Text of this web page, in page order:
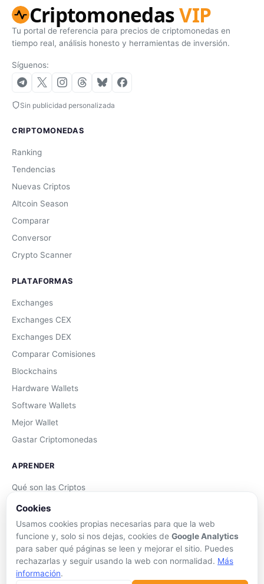
CriptomonedasVIP
Tu portal de referencia para precios de criptomonedas en
tiempo real, análisis honesto y herramientas de inversión.
Síguenos:
Sin publicidad personalizada
CRIPTOMONEDAS
Ranking
Tendencias
Nuevas Criptos
Altcoin Season
Comparar
Conversor
Crypto Scanner
PLATAFORMAS
Exchanges
Exchanges CEX
Exchanges DEX
Comparar Comisiones
Blockchains
Hardware Wallets
Software Wallets
Mejor Wallet
Gastar Criptomonedas
APRENDER
Qué son las Criptos
Cómo Comprar
Staking
DeFi
Trading
Glosario
Cookies
Usamos cookies propias necesarias para que la web
funcione y, solo si nos dejas, cookies de Google Analytics
para saber qué páginas se leen y mejorar el sitio. Puedes
rechazarlas y seguir usando la web con normalidad. Más
información.